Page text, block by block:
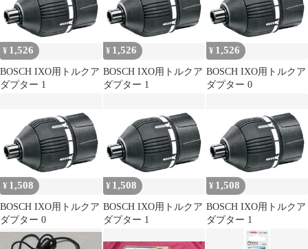
¥ 1,526
BOSCH IXO用トルクア
ダプター 1
¥ 1,526
BOSCH IXO用トルクア
ダプター 1
¥ 1,526
BOSCH IXO用トルクア
ダプター 0
¥ 1,508
BOSCH IXO用トルクア
ダプター 0
¥ 1,508
BOSCH IXO用トルクア
ダプター 1
¥ 1,508
BOSCH IXO用トルクア
ダプター 1